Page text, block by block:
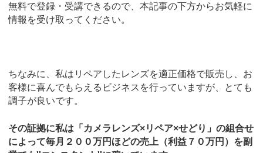
無料で登録・受講できるので、本記事の下方からお気軽に
情報を受け取ってください。
ちなみに、私はリペアしたレンズを適正価格で販売し、お
客様に喜んでもらえるビジネスを行っていますが、とても
調子が良いです。
その証拠に私は「カメラレンズ×リペア×せどり」の組合せ
によって毎月２００万円ほどの売上（利益７０万円）を副